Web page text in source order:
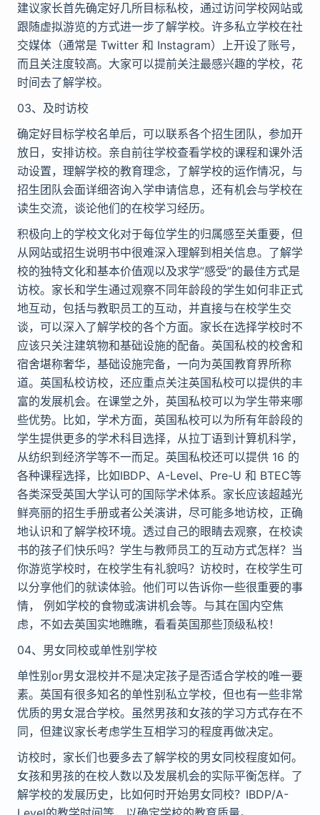
建议家长首先确定好几所目标私校，通过访问学校网站或
跟随虚拟游览的方式进一步了解学校。 许多私立学校在社
交媒体（通常是 Twitter 和 Instagram）上开设了账号，
而且关注度较高。大家可以提前关注最感兴趣的学校，花
时间去了解学校。
03、 及时访校
确定好目标学校名单后，可以联系各个招生团 队，参加开
放日，安排访校。 亲自前往学校查看学校的课程和课外活
动设置，理解学校的教育理念，了解学校的运作情况，与
招生团 队会面详细咨询入学申请信息， 还有机会与学校在
读生交流， 谈论他们的在校学习经历。
积极向上的学校文化对于每位学生的归属感至关重要，但
从网站或招生说明书中很难深入理解到相关信息。了解学
校的独特文化和基本价值观以及求学”感受”的最佳方式是
访校。家长和学生通过观察不同年龄段的学生如何非正式
地互动，包括与教职员工的互动，并直接与在校学生交
谈，可以深入了解学校的各个方面。家长在选择学校时不
应该只关注建筑物和基础设施的配备。英国私校的校舍和
宿舍堪称奢华，基础设施完备，一向为英国教育界所称
道。英国私校访校， 还应重点关注英国私校可以提供的丰
富的发展机会。在课堂之外，英国私校可以为学生带来哪
些优势。比如，学术方面，英国私校可以为所有年龄段的
学生提供更多的学术科目 选择，从拉丁语到 计算机科学，
从纺织到经济学等不一而足。英国私校还可以提供 16 的
各种课程选择，比如IBDP、A-Level、Pre-U 和 BTEC等
各类深受英国大学认可的国际学术体系。家长应该超越光
鲜亮丽的招生手册或者公关演讲， 尽可能多地访校，正确
地认识和了解学校环境。透过自己的眼睛去观察，在校读
书的孩子们快乐吗？学生与教师员工的互动方式怎样？ 当
你游览学校时，在校学生有礼貌吗？ 访校时，在校学生可
以分享他们的就读体验。他们可以告诉你一些很重要的事
情， 例如学校的食物或演讲机会等。与其在国内空焦
虑，不如去英国实地瞧瞧，看看英国那些顶级私校！
04、 男女同校或单性别 学校
单性别 or男女混校并不是决定孩子是否适合学校的唯一要
素。英国有很多知名的单性别 私立学校，但也有一些非常
优质的男女混合学校。 虽然男孩和女孩的学习方式存在不
同，但建议家长考虑学生互相学习的程度再做决定。
访校时，家长们也要多去了解学校的男女同校程度如何。
女孩和男孩的在校人数以及发展机会的实际平衡怎样。了
解学校的发展历史，比如何时开始男女同校？IBDP/A-